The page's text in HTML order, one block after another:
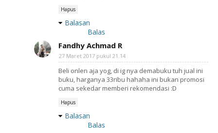
Hapus
Balasan
Balas
Fandhy Achmad R
27 Maret 2017 pukul 21.14
Beli onlen aja yog, di ig nya demabuku tuh jual ini
buku, harganya 33ribu hahaha ini bukan promosi
cuma sekedar memberi rekomendasi :D
Hapus
Balasan
Balas